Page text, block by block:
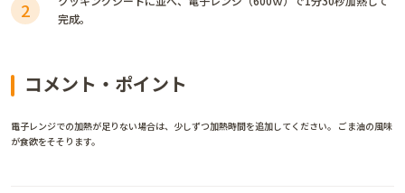
2
完成。
コメント・ポイント
電子レンジでの加熱が足りない場合は、少しずつ加熱時間を追加してください。 ごま油の風味
が食欲をそそります。